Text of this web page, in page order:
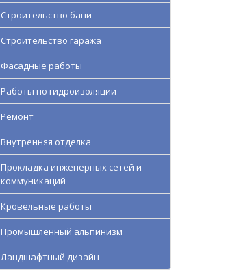
Строительство бани
Строительство гаража
Фасадные работы
Работы по гидроизоляции
Ремонт
Внутренняя отделка
Прокладка инженерных сетей и
коммуникаций
Кровельные работы
Промышленный альпинизм
Ландшафтный дизайн